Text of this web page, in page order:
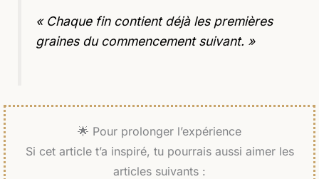
« Chaque fin contient déjà les premières
graines du commencement suivant. »
🌟 Pour prolonger l’expérience
Si cet article t’a inspiré, tu pourrais aussi aimer les
articles suivants :